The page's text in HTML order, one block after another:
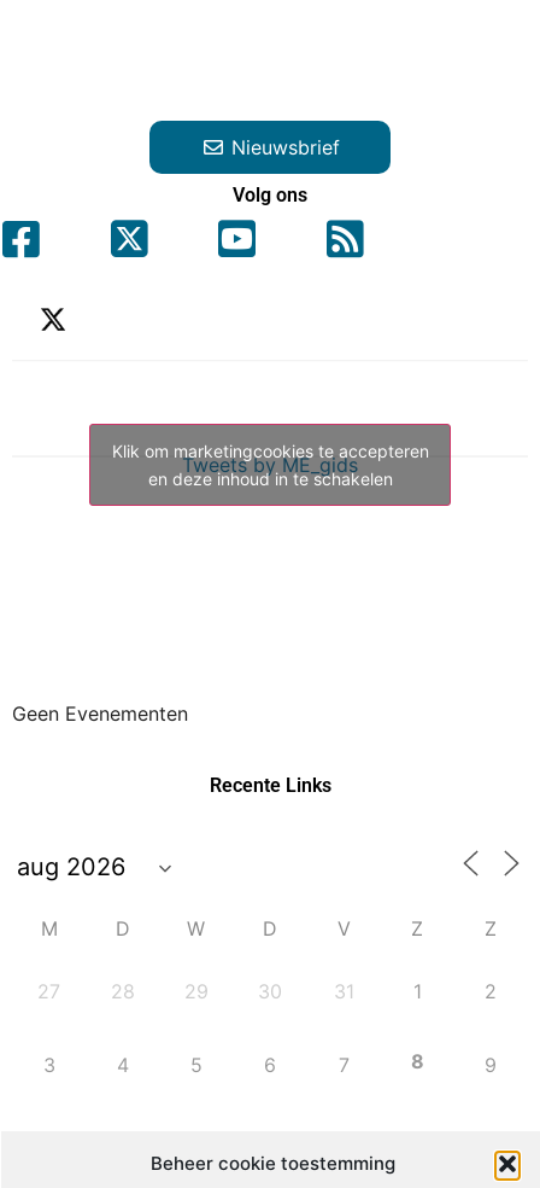
Beheer cookie toestemming
Nieuwsbrief
Volg ons
Tweets by ME_gids
Klik om marketingcookies te accepteren
en deze inhoud in te schakelen
Geen Evenementen
Recente Links
M D W D V Z Z
27 28 29 30 31 1 2
3 4 5 6 7 8 9